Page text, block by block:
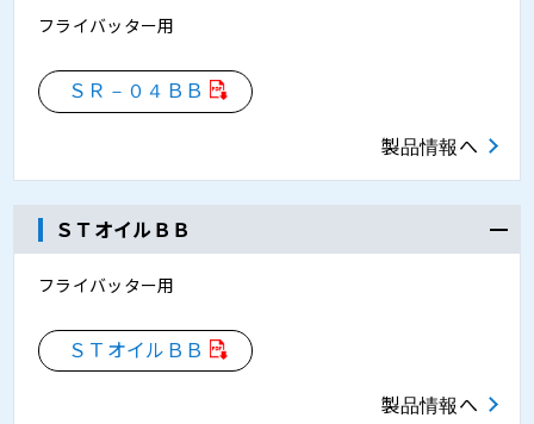
フライバッター用
ＳＲ－０４ＢＢ
製品情報へ
ＳＴオイルＢＢ
フライバッター用
ＳＴオイルＢＢ
製品情報へ